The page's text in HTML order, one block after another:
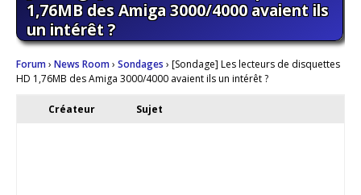
1,76MB des Amiga 3000/4000 avaient ils
un intérêt ?
Forum› News Room› Sondages › [Sondage] Les lecteurs de disquettes
HD 1,76MB des Amiga 3000/4000 avaient ils un intérêt ?
Créateur Sujet